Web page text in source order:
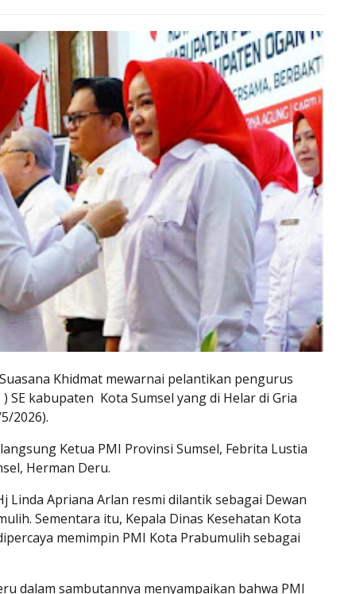
Khidmat mewarnai pelantikan pengurus
SE kabupaten Kota Sumsel yang di Helar di Gria
2026).
Ketua PMI Provinsi Sumsel, Febrita Lustia
Herman Deru.
Linda Apriana Arlan resmi dilantik sebagai Dewan
Sementara itu, Kepala Dinas Kesehatan Kota
memimpin PMI Kota Prabumulih sebagai
dalam sambutannya menyampaikan bahwa PMI